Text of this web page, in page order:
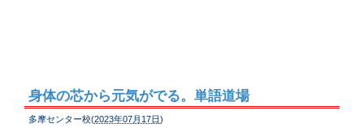
身体の芯から元気がでる。単語道場
多摩センター校(2023年07月17日)